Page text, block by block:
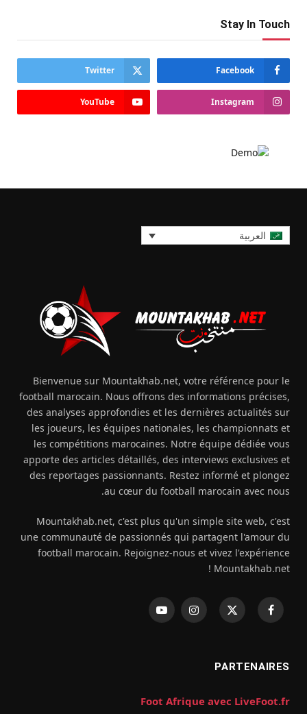
Stay In Touch
Facebook
Twitter
Instagram
YouTube
العربية
Bienvenue sur Mountakhab.net, votre référence pour le
football marocain. Nous offrons des informations précises,
des analyses approfondies et les dernières actualités sur
les joueurs, les équipes nationales, les championnats et
les compétitions marocaines. Notre équipe dédiée vous
apporte des articles détaillés, des interviews exclusives et
des reportages passionnants. Restez informé et plongez
au cœur du football marocain avec nous.
Mountakhab.net, c'est plus qu'un simple site web, c'est
une communauté de passionnés qui partagent l'amour du
football marocain. Rejoignez-nous et vivez l'expérience
Mountakhab.net !
فيسبوك
X
الانستغراميوتيوب
PARTENAIRES
Foot Afrique avec LiveFoot.fr